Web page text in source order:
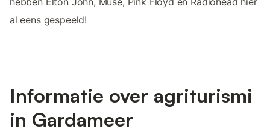
al eens gespeeld!
Informatie over agriturismi
in Gardameer